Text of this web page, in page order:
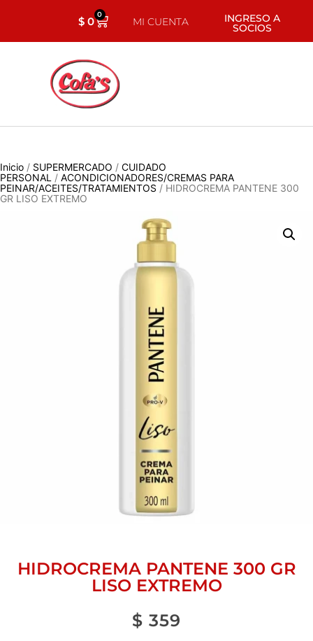
$0 0
MI CUENTA INGRESO A
SOCIOS
Inicio / SUPERMERCADO / CUIDADO
PERSONAL / ACONDICIONADORES/CREMAS PARA
PEINAR/ACEITES/TRATAMIENTOS / HIDROCREMA PANTENE 300
GR LISO EXTREMO
HIDROCREMA PANTENE 300 GR
LISO EXTREMO
$ 359